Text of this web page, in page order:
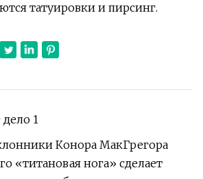
татуировки и пирсинг.
1
Конора МакГрегора
«титановая нога» сделает